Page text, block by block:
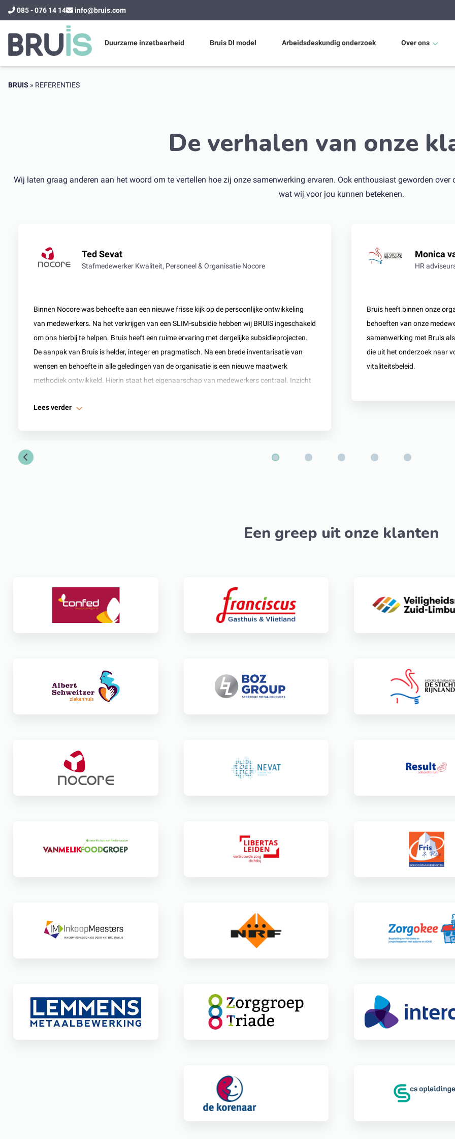
085 - 076 14 14 info@bruis.com
Duurzame inzetbaarheid Bruis DI model Arbeidsdeskundig onderzoek Over ons
BRUIS » REFERENTIES
De verhalen van onze
Wij laten graag anderen aan het woord om te vertellen hoe zij onze samenwerking ervaren. Ook enthousiast geworden over
wat wij voor jou kunnen betekenen.
Ted Sevat
Stafmedewerker Kwaliteit, Personeel & Organisatie Nocore
Binnen Nocore was behoefte aan een nieuwe frisse kijk op de persoonlijke ontwikkeling
van medewerkers. Na het verkrijgen van een SLIM-subsidie hebben wij BRUIS ingeschakeld
om ons hierbij te helpen. Bruis heeft een ruime ervaring met dergelijke subsidieprojecten.
De aanpak van Bruis is helder, integer en pragmatisch. Na een brede inventarisatie van
wensen en behoefte in alle geledingen van de organisatie is een nieuwe maatwerk
methodiek ontwikkeld. Hierin staat het eigenaarschap van medewerkers centraal. Inzicht
succesfactoren. De gesprekkencyclus die de basis vormt van de methode is
beoogde eindresultaat wordt gehaald aanzienlijk verhogen. Wij hebben de samenwerking
Lees verder
Monica
HR
Bruis heeft binnen onze
behoeften van onze
samenwerking met Bruis
die uit het onderzoek naar
vitaliteitsbeleid.
Een greep uit onze klanten